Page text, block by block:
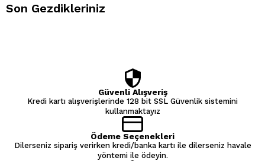
Son Gezdikleriniz
Güvenli Alışveriş
Kredi kartı alışverişlerinde 128 bit SSL Güvenlik sistemini
kullanmaktayız
Ödeme Seçenekleri
Dilerseniz sipariş verirken kredi/banka kartı ile dilerseniz havale
yöntemi ile ödeyin.